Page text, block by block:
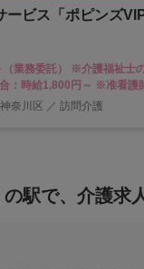
ビス「ポピンズVIP
祉士の場合：時給1,850円
：時給1,800円～ ※准看護
場合：時給1,600円～ ※基
奈川区 ／ 訪問介護
駅で、介護求